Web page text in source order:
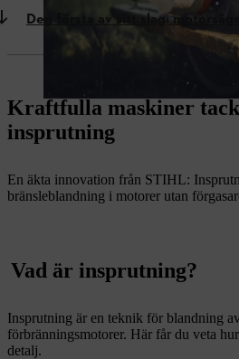
Den första av sitt slag:
Kraftfulla maskiner
insprutning
En äkta innovation från STIHL:
bränsleblandning i motorer utan
Vad är insprutning?
Insprutning är en teknik för blandning
förbränningsmotorer. Här får du veta
detalj.